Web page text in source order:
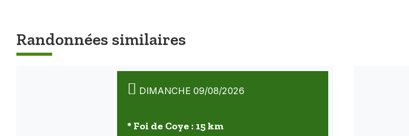
Randonnées similaires
DIMANCHE 09/08/2026
* Foi de Coye : 15 km